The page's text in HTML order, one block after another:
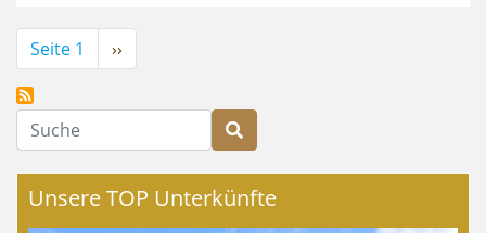
Seitennummerierung
Seite 1
Nächste
Seite
››
Suche
Unsere TOP Unterkünfte